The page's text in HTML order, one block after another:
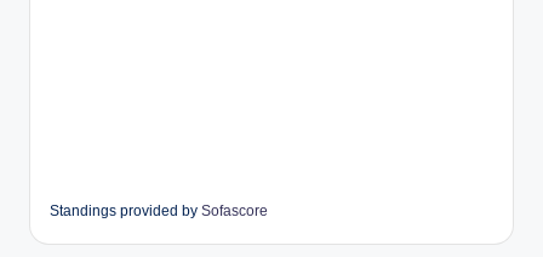
Standings provided by Sofascore